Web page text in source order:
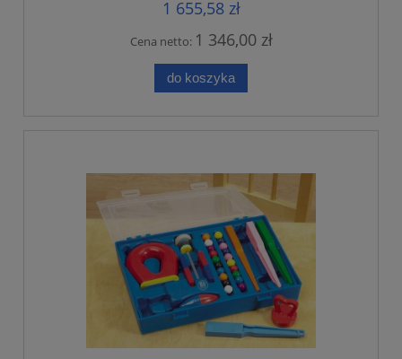
1 655,58 zł
Cena netto: 1 346,00 zł
do koszyka